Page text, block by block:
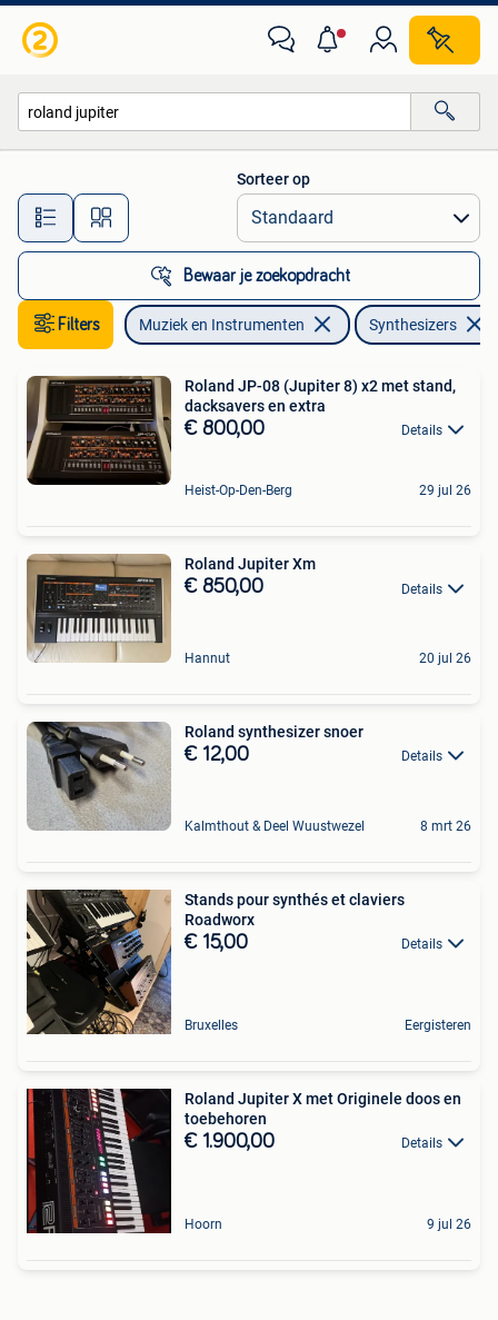
Alle afstanden…
Sorteer op
Bewaar je zoekopdracht
Filters Muziek en Instrumenten Synthesizers
Roland JP-08 (Jupiter 8) x2 met stand,
dacksavers en extra
€ 800,00 Details
Heist-Op-Den-Berg 29 jul 26
Roland Jupiter Xm
€ 850,00 Details
Hannut 20 jul 26
Roland synthesizer snoer
€ 12,00 Details
Kalmthout & Deel Wuustwezel 8 mrt 26
Stands pour synthés et claviers
Roadworx
€ 15,00 Details
Bruxelles Eergisteren
Roland Jupiter X met Originele doos en
toebehoren
€ 1.900,00 Details
Hoorn 9 jul 26